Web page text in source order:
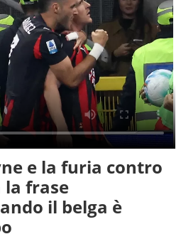
e la furia contro
la frase
il belga è